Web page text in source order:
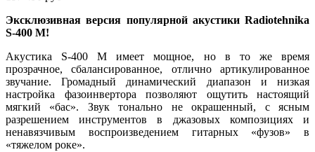
Эксклюзивная версия популярной акустики Radiotehnika
S-400 M!
Акустика S-400 M имеет мощное, но в то же время
прозрачное, сбалансированное, отлично артикулированное
звучание. Громадный динамический диапазон и низкая
настройка фазоинвертора позволяют ощутить настоящий
мягкий «бас». Звук тонально не окрашенный, с ясным
разрешением инструментов в джазовых композициях и
ненавязчивым воспроизведением гитарных «фузов» в
«тяжелом роке».